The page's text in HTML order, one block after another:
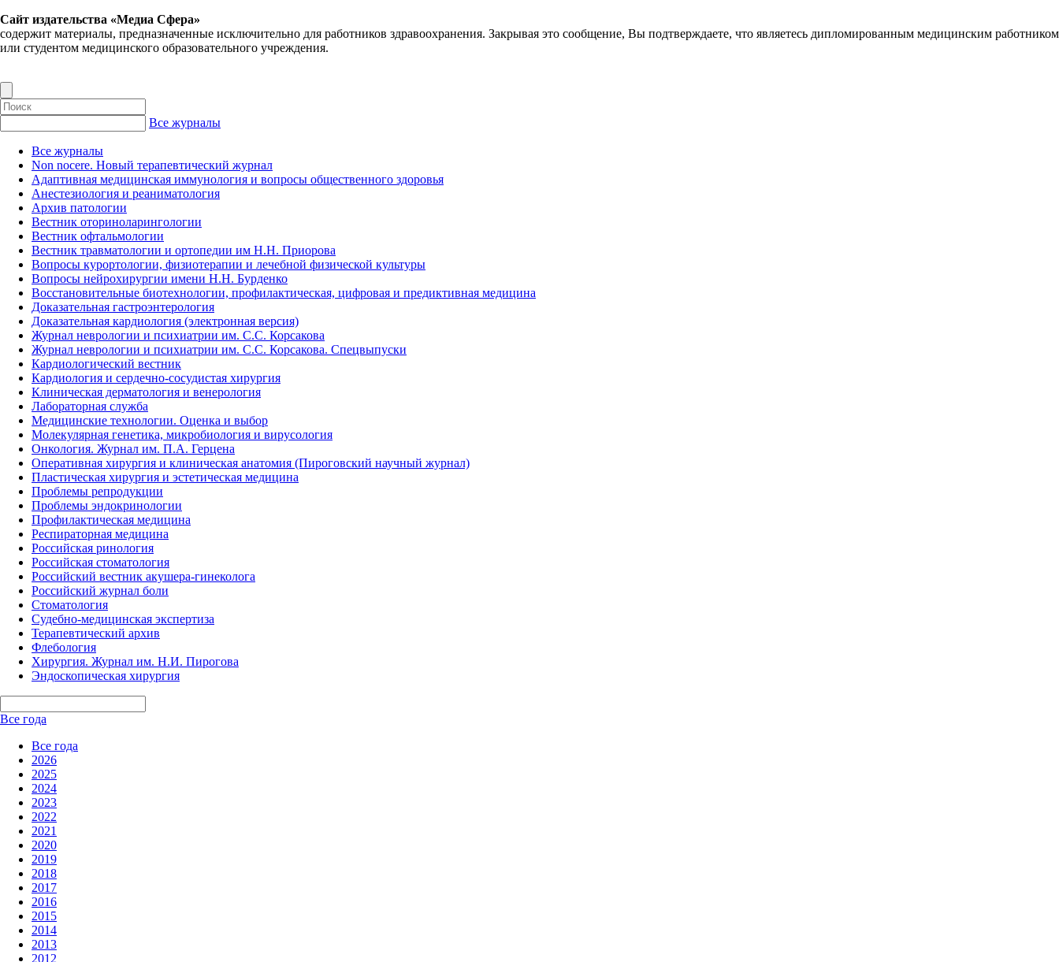
Сайт издательства «Медиа Сфера»
содержит материалы, предназначенные исключительно для работников здравоохранения. Закрывая это сообщение, Вы подтверждаете, что являетесь дипломированным медицинским работником
или студентом медицинского образовательного учреждения.
Все журналы
Все журналы
Non nocere. Новый терапевтический журнал
Адаптивная медицинская иммунология и вопросы общественного здоровья
Анестезиология и реаниматология
Архив патологии
Вестник оториноларингологии
Вестник офтальмологии
Вестник травматологии и ортопедии им Н.Н. Приорова
Вопросы курортологии, физиотерапии и лечебной физической культуры
Вопросы нейрохирургии имени Н.Н. Бурденко
Восстановительные биотехнологии, профилактическая, цифровая и предиктивная медицина
Доказательная гастроэнтерология
Доказательная кардиология (электронная версия)
Журнал неврологии и психиатрии им. С.С. Корсакова
Журнал неврологии и психиатрии им. С.С. Корсакова. Спецвыпуски
Кардиологический вестник
Кардиология и сердечно-сосудистая хирургия
Клиническая дерматология и венерология
Лабораторная служба
Медицинские технологии. Оценка и выбор
Молекулярная генетика, микробиология и вирусология
Онкология. Журнал им. П.А. Герцена
Оперативная хирургия и клиническая анатомия (Пироговский научный журнал)
Пластическая хирургия и эстетическая медицина
Проблемы репродукции
Проблемы эндокринологии
Профилактическая медицина
Респираторная медицина
Российская ринология
Российская стоматология
Российский вестник акушера-гинеколога
Российский журнал боли
Стоматология
Судебно-медицинская экспертиза
Терапевтический архив
Флебология
Хирургия. Журнал им. Н.И. Пирогова
Эндоскопическая хирургия
Все года
Все года
2026
2025
2024
2023
2022
2021
2020
2019
2018
2017
2016
2015
2014
2013
2012